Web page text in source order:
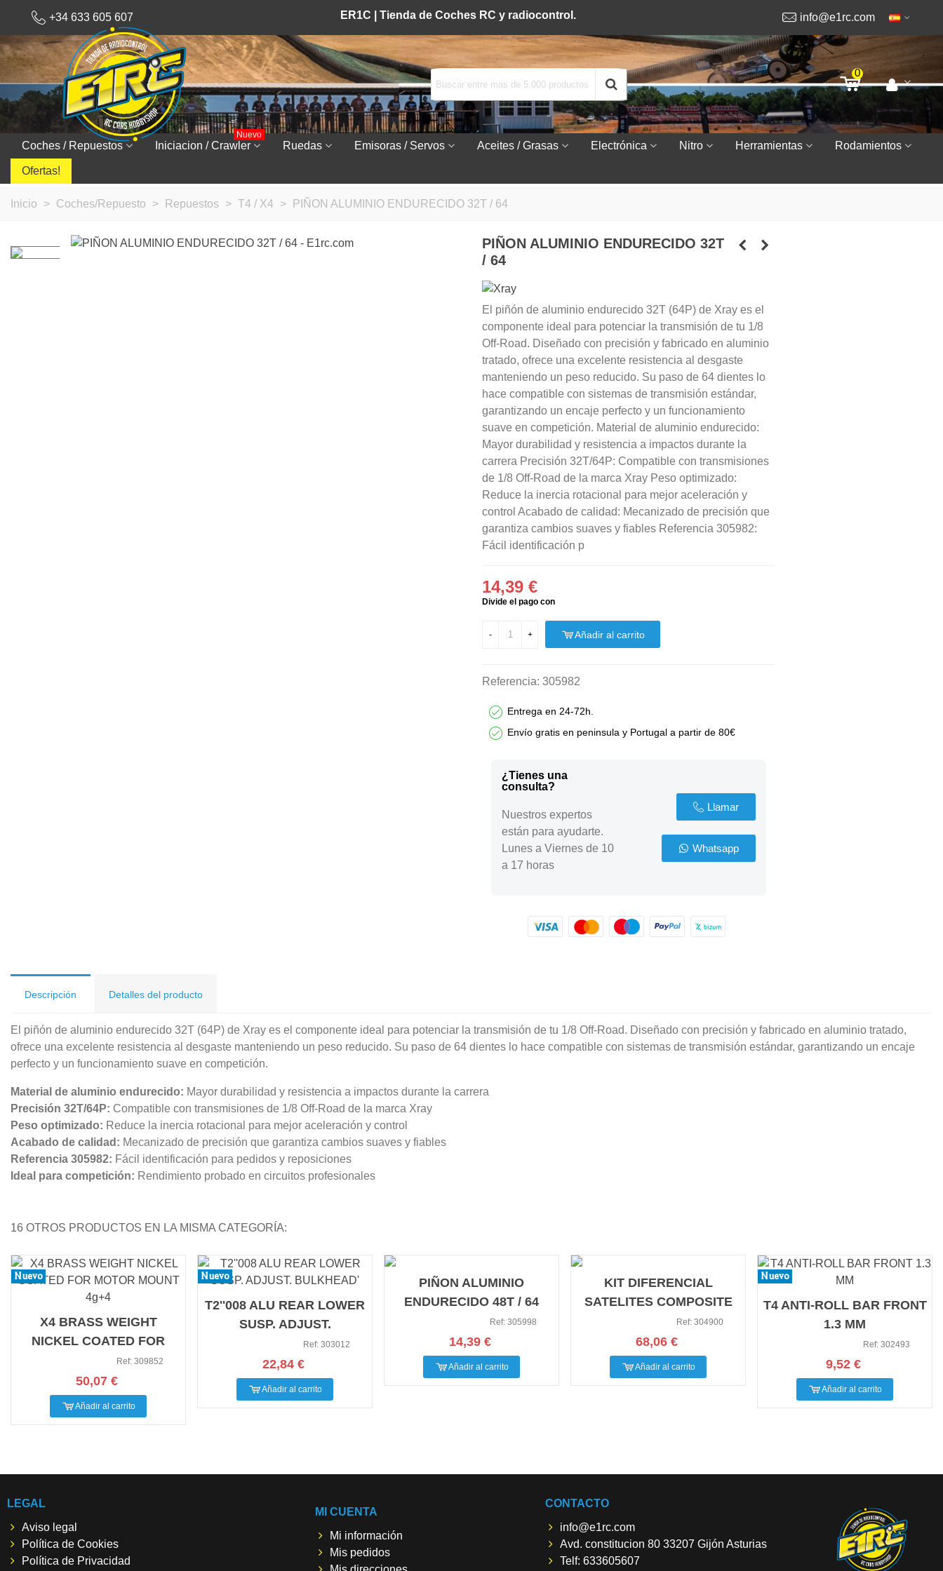
+34 633 605 607 ER1C | Tienda de Coches RC y radiocontrol. info@e1rc.com
0
Coches / Repuestos Iniciacion / Crawler
Nuevo
Ruedas Emisoras / Servos Aceites / Grasas Electrónica Nitro Herramientas Rodamientos
Ofertas!
Inicio > Coches/Repuesto > Repuestos > T4 / X4 > PIÑON ALUMINIO ENDURECIDO 32T / 64
PIÑON ALUMINIO ENDURECIDO 32T
/ 64
El piñón de aluminio endurecido 32T (64P) de Xray es el
componente ideal para potenciar la transmisión de tu 1/8
Off-Road. Diseñado con precisión y fabricado en aluminio
tratado, ofrece una excelente resistencia al desgaste
manteniendo un peso reducido. Su paso de 64 dientes lo
hace compatible con sistemas de transmisión estándar,
garantizando un encaje perfecto y un funcionamiento
suave en competición. Material de aluminio endurecido:
Mayor durabilidad y resistencia a impactos durante la
carrera Precisión 32T/64P: Compatible con transmisiones
de 1/8 Off-Road de la marca Xray Peso optimizado:
Reduce la inercia rotacional para mejor aceleración y
control Acabado de calidad: Mecanizado de precisión que
garantiza cambios suaves y fiables Referencia 305982:
Fácil identificación p
14,39 €
- + Añadir al carrito
Referencia: 305982
Entrega en 24-72h.
Envío gratis en peninsula y Portugal a partir de 80€
¿Tienes una
consulta?
Nuestros expertos
están para ayudarte.
Lunes a Viernes de 10
a 17 horas
Llamar
Whatsapp
Descripción Detalles del producto
El piñón de aluminio endurecido 32T (64P) de Xray es el componente ideal para potenciar la transmisión de tu 1/8 Off-Road. Diseñado con precisión y fabricado en aluminio tratado,
ofrece una excelente resistencia al desgaste manteniendo un peso reducido. Su paso de 64 dientes lo hace compatible con sistemas de transmisión estándar, garantizando un encaje
perfecto y un funcionamiento suave en competición.
Material de aluminio endurecido: Mayor durabilidad y resistencia a impactos durante la carrera
Precisión 32T/64P: Compatible con transmisiones de 1/8 Off-Road de la marca Xray
Peso optimizado: Reduce la inercia rotacional para mejor aceleración y control
Acabado de calidad: Mecanizado de precisión que garantiza cambios suaves y fiables
Referencia 305982: Fácil identificación para pedidos y reposiciones
Ideal para competición: Rendimiento probado en circuitos profesionales
16 OTROS PRODUCTOS EN LA MISMA CATEGORÍA:
Nuevo
X4 BRASS WEIGHT
NICKEL COATED FOR
MOTOR MOUNT 4g+4
Ref: 309852
50,07 €
Añadir al carrito
Nuevo
T2''008 ALU REAR LOWER
SUSP. ADJUST.
BULKHEAD'Ref: 303012
22,84 €
Añadir al carrito
PIÑON ALUMINIO
ENDURECIDO 48T / 64
Ref: 305998
14,39 €
Añadir al carrito
KIT DIFERENCIAL
SATELITES COMPOSITE
Ref: 304900
68,06 €
Añadir al carrito
Nuevo
T4 ANTI-ROLL BAR FRONT
1.3 MM
Ref: 302493
9,52 €
Añadir al carrito
LEGAL
Aviso legal
Política de Cookies
Política de Privacidad
MI CUENTA
Mi información
Mis pedidos
CONTACTO
info@e1rc.com
Avd. constitucion 80 33207 Gijón Asturias
Telf: 633605607